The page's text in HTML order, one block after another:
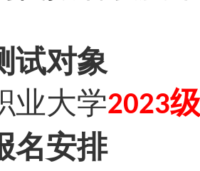
试对象
业大学2023级
名安排